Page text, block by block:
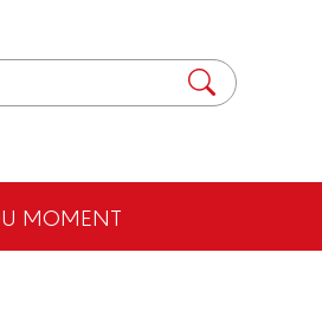
MOMENT